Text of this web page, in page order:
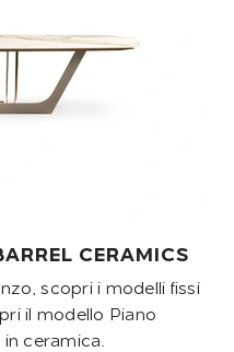
CERAMICS
scopri i modelli fissi
il modello Piano
ceramica.